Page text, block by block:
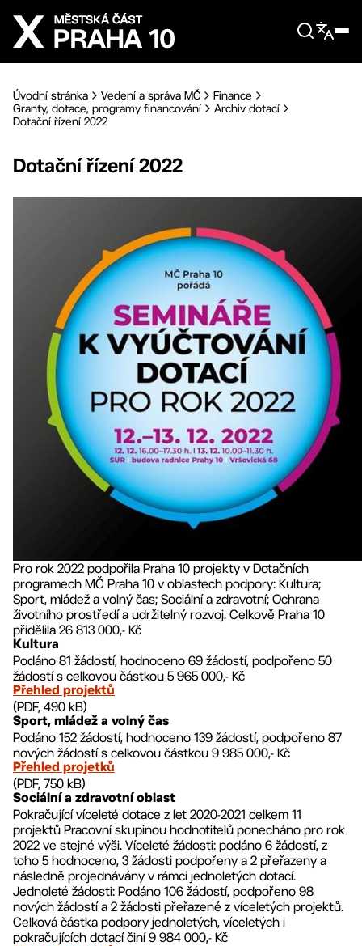
Přejít na hlavní obsah
Úvodní stránka Vedení a správa MČ
Finance
Granty, dotace, programy financování
Archiv dotací
Dotační řízení 2022
Dotační řízení 2022
Pro rok 2022 podpořila Praha 10 projekty v Dotačních
programech MČ Praha 10 v oblastech podpory: Kultura;
Sport, mládež a volný čas; Sociální a zdravotní; Ochrana
životního prostředí a udržitelný rozvoj. Celkově Praha 10
přidělila 26 813 000,- Kč
Kultura
Podáno 81 žádostí, hodnoceno 69 žádostí, podpořeno 50
žádostí s celkovou částkou 5 965 000,- Kč
Přehled projektů
(PDF, 490 kB)
Sport, mládež a volný čas
Podáno 152 žádostí, hodnoceno 139 žádostí, podpořeno 87
nových žádostí s celkovou částkou 9 985 000,- Kč
Přehled projetků
(PDF, 750 kB)
Sociální a zdravotní oblast
Pokračující víceleté dotace z let 2020-2021 celkem 11
projektů Pracovní skupinou hodnotitelů ponecháno pro rok
2022 ve stejné výši. Víceleté žádosti: podáno 6 žádostí, z
toho 5 hodnoceno, 3 žádosti podpořeny a 2 přeřazeny a
následně projednávány v rámci jednoletých dotací.
Jednoleté žádosti: Podáno 106 žádostí, podpořeno 98
nových žádostí a 2 žádosti přeřazené z víceletých projektů.
Celková částka podpory jednoletých, víceletých i
pokračujících dotací činí 9 984 000,- Kč